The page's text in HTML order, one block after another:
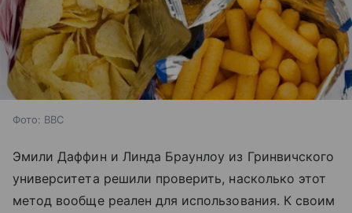
Фото: BBC
Эмили Даффин и Линда Браунлоу из Гринвичского
университета решили проверить, насколько этот
метод вообще реален для использования. К своим